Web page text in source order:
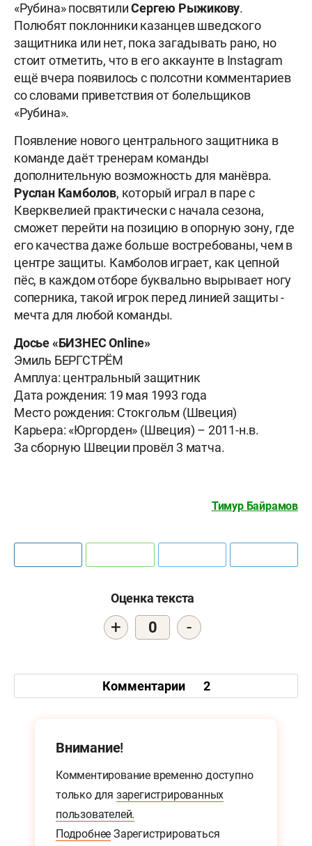
«Рубина» посвятилиСергею Рыжикову.
Полюбят поклонники казанцев шведского
защитника или нет, пока загадывать рано, но
стоит отметить, что в его аккаунте в Instagram
ещё вчера появилось с полсотни комментариев
со словами приветствия от болельщиков
«Рубина».
Появление нового центрального защитника в
команде даёт тренерам команды
дополнительную возможность для манёвра.
Руслан Камболов, который играл в паре с
Кверквелией практически с начала сезона,
сможет перейти на позицию в опорную зону, где
его качества даже больше востребованы, чем в
центре защиты. Камболов играет, как цепной
пёс, в каждом отборе буквально вырывает ногу
соперника, такой игрок перед линией защиты -
мечта для любой команды.
Досье «БИЗНЕС Online»
Эмиль БЕРГСТРЁМ
Амплуа: центральный защитник
Дата рождения: 19 мая 1993 года
Место рождения: Стокгольм (Швеция)
Карьера: «Юргорден» (Швеция) – 2011-н.в.
За сборную Швеции провёл 3 матча.
Тимур Байрамов
Оценка текста
+ 0 -
Комментарии 2
Внимание!
Комментирование временно доступно
только для зарегистрированных
пользователей.
Подробнее Зарегистрироваться